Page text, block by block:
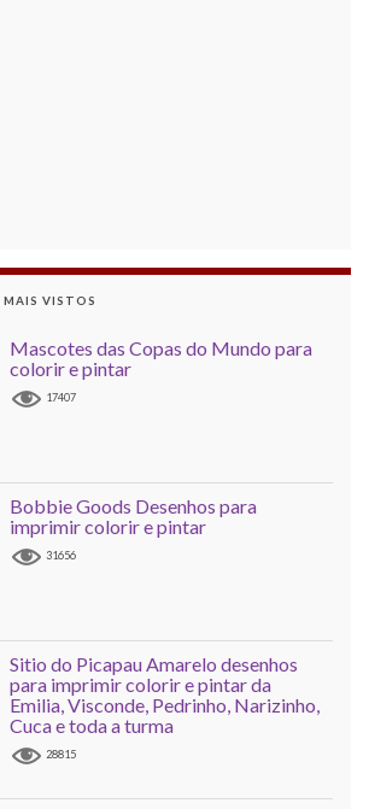
VISTOS
Mascotes das Copas do Mundo para
colorir e pintar
17407
Bobbie Goods Desenhos para
imprimir colorir e pintar
31656
Sitio do Picapau Amarelo desenhos
para imprimir colorir e pintar da
Emilia, Visconde, Pedrinho, Narizinho,
Cuca e toda a turma
28815